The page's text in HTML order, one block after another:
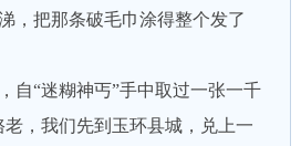
，把那条破毛巾涂得整个发了
“迷糊神丐”手中取过一张一千
，我们先到玉环县城，兑上一